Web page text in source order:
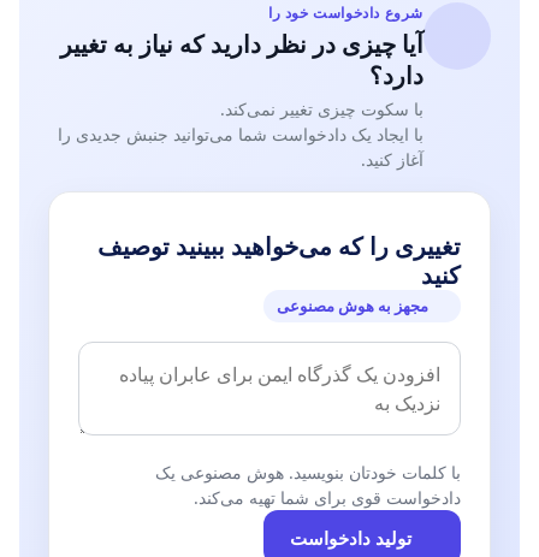
شروع دادخواست خود را
آیا چیزی در نظر دارید که نیاز به تغییر
دارد؟
با سکوت چیزی تغییر نمی‌کند.
با ایجاد یک دادخواست شما می‌توانید جنبش جدیدی را
آغاز کنید.
تغییری را که می‌خواهید ببینید توصیف
کنید
مجهز به هوش مصنوعی
با کلمات خودتان بنویسید. هوش مصنوعی یک
دادخواست قوی برای شما تهیه می‌کند.
تولید دادخواست